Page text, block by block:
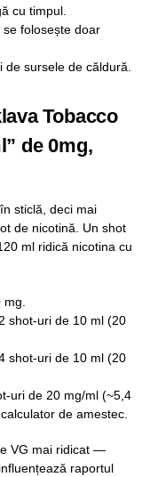
cu timpul.
folosește doar
sursele de căldură.
Tobacco
de 0mg,
sticlă, deci mai
de nicotină. Un shot
ml ridică nicotina cu
shot-uri de 10 ml (20
shot-uri de 10 ml (20
uri de 20 mg/ml (~5,4
de amestec.
VG mai ridicat —
raportul